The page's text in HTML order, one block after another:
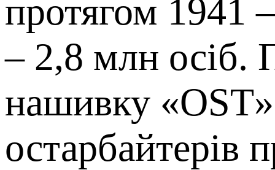
протягом 1941
– 2,8 млн осіб.
нашивку
остарбайтерів